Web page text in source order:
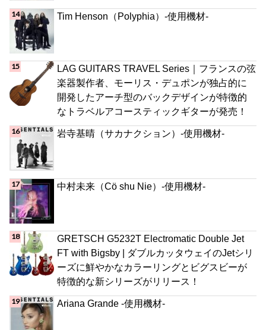
Tim Henson（Polyphia）-使用機材-
LAG GUITARS TRAVEL Series｜フランスの弦
楽器製作者、モーリス・デュポンが独占的に
開発したアーチ型のバックデザインが特徴的
なトラベルアコースティックギターが発売！
岩寺基晴（サカナクション）-使用機材-
中村未来（Cö shu Nie）-使用機材-
GRETSCH G5232T Electromatic Double Jet
FT with Bigsby | ダブルカッタウェイのJetシリ
ーズに鮮やかなカラーリングとビグスビーが
特徴的な新シリーズがリリース！
Ariana Grande -使用機材-